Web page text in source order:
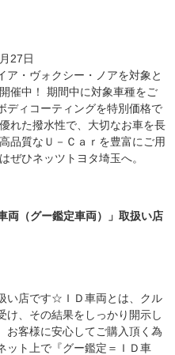
27日
ア・ヴォクシー・ノアを対象と
催中！ 期間中に対象車種をご
ディコーティングを特別価格で
れた撥水性で、大切なお車を長
品質なＵ－Ｃａｒを豊富にご用
ぜひネッツトヨタ埼玉へ。
（グー鑑定車両）」取扱い店
い店です☆ＩＤ車両とは、クル
け、その結果をしっかり開示し
お客様に安心してご購入頂く為
ット上で『グー鑑定＝ＩＤ車